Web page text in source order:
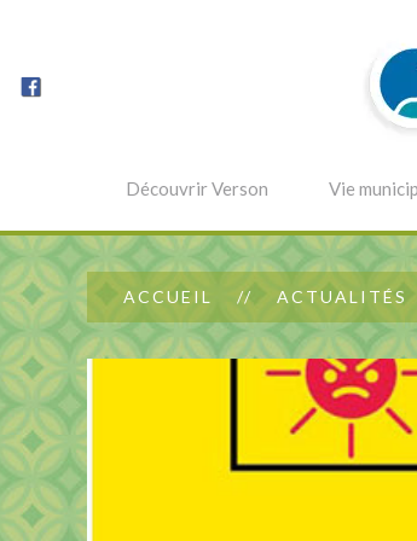
Découvrir Verson Vie
ACCUEIL ACTUALITÉS